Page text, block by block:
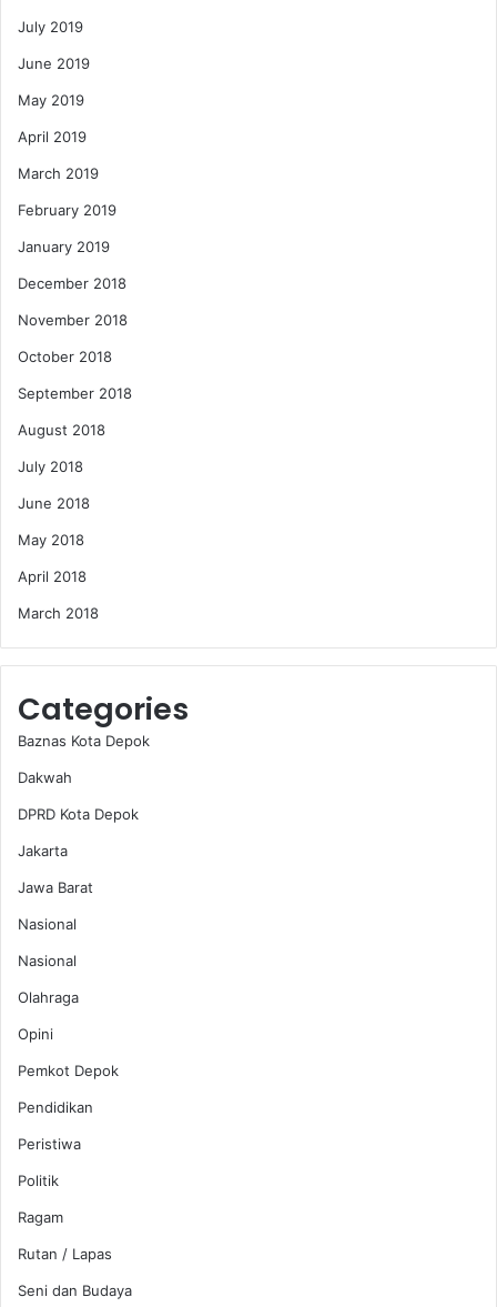
July 2019
June 2019
May 2019
April 2019
March 2019
February 2019
January 2019
December 2018
November 2018
October 2018
September 2018
August 2018
July 2018
June 2018
May 2018
April 2018
March 2018
Categories
Baznas Kota Depok
Dakwah
DPRD Kota Depok
Jakarta
Jawa Barat
Nasional
Nasional
Olahraga
Opini
Pemkot Depok
Pendidikan
Peristiwa
Politik
Ragam
Rutan / Lapas
Seni dan Budaya